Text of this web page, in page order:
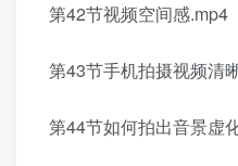
第42节视频空间感.mp4
第43节手机拍摄视频清
第44节如何拍出音景虚